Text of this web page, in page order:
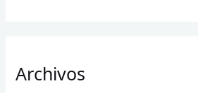
Archivos